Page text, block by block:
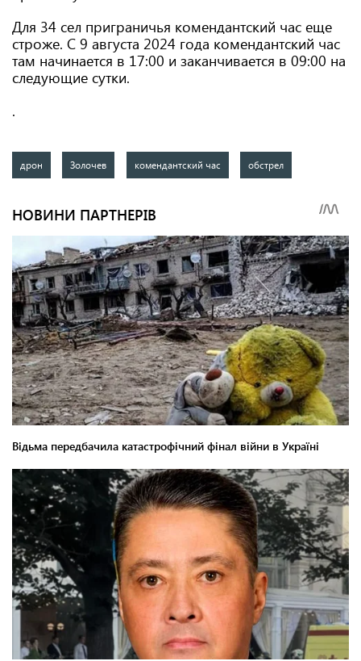
Для 34 сел приграничья комендантский час еще
строже. С 9 августа 2024 года комендантский час
там начинается в 17:00 и заканчивается в 09:00 на
следующие сутки.
.
дрон Золочев комендантский час обстрел